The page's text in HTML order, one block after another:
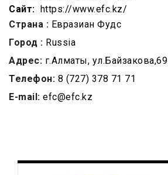
Сайт: https://www.efc.kz/
Страна : Евразиан Фудс
Город : Russia
Адрес: г.Алматы, ул.Байзакова,69
Телефон: 8 (727) 378 71 71
E-mail: efc@efc.kz